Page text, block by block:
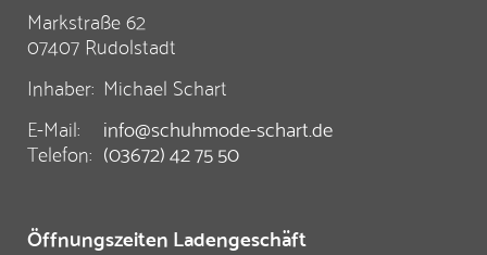
Markstraße 62
07407 Rudolstadt
Inhaber: Michael Schart
E-Mail:
info@schuhmode-schart.de
Telefon: (03672) 42 75 50
Öffnungszeiten Ladengeschäft